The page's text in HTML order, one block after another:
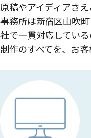
原稿やアイディアさ
事務所は新宿区山吹
社で一貫対応してい
制作のすべてを、お